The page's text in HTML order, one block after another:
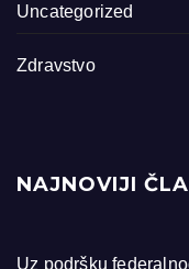
Uncategorized
Zdravstvo
NAJNOVIJI
Uz podršku